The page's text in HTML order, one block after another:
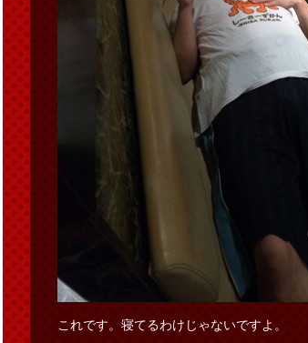
これです。寝てるわけじゃないですよ。